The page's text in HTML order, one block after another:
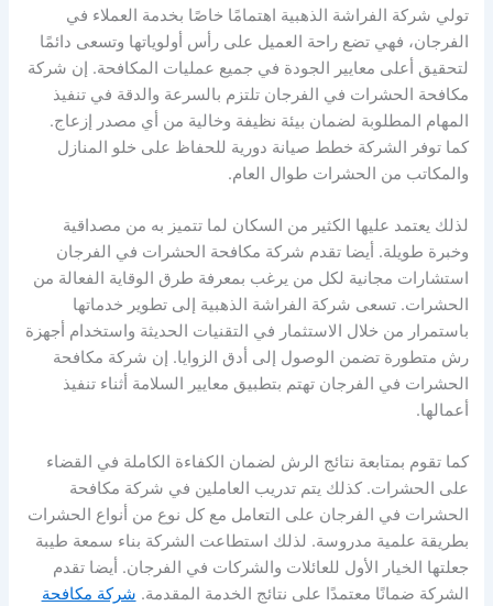
تولي شركة الفراشة الذهبية اهتمامًا خاصًا بخدمة العملاء في
الفرجان، فهي تضع راحة العميل على رأس أولوياتها وتسعى دائمًا
لتحقيق أعلى معايير الجودة في جميع عمليات المكافحة. إن شركة
مكافحة الحشرات في الفرجان تلتزم بالسرعة والدقة في تنفيذ
المهام المطلوبة لضمان بيئة نظيفة وخالية من أي مصدر إزعاج.
كما توفر الشركة خطط صيانة دورية للحفاظ على خلو المنازل
والمكاتب من الحشرات طوال العام.
لذلك يعتمد عليها الكثير من السكان لما تتميز به من مصداقية
وخبرة طويلة. أيضا تقدم شركة مكافحة الحشرات في الفرجان
استشارات مجانية لكل من يرغب بمعرفة طرق الوقاية الفعالة من
الحشرات. تسعى شركة الفراشة الذهبية إلى تطوير خدماتها
باستمرار من خلال الاستثمار في التقنيات الحديثة واستخدام أجهزة
رش متطورة تضمن الوصول إلى أدق الزوايا. إن شركة مكافحة
الحشرات في الفرجان تهتم بتطبيق معايير السلامة أثناء تنفيذ
أعمالها.
كما تقوم بمتابعة نتائج الرش لضمان الكفاءة الكاملة في القضاء
على الحشرات. كذلك يتم تدريب العاملين في شركة مكافحة
الحشرات في الفرجان على التعامل مع كل نوع من أنواع الحشرات
بطريقة علمية مدروسة. لذلك استطاعت الشركة بناء سمعة طيبة
جعلتها الخيار الأول للعائلات والشركات في الفرجان. أيضا تقدم
الشركة ضمانًا معتمدًا على نتائج الخدمة المقدمة. شركة مكافحة